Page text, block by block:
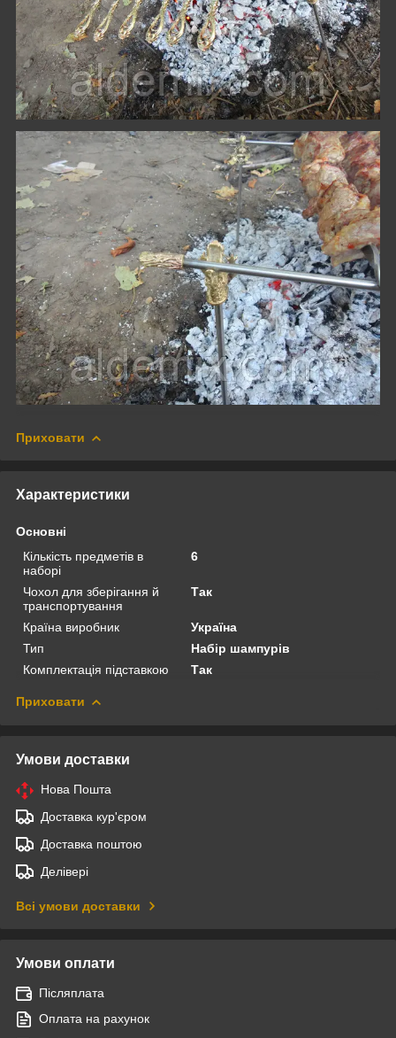
Приховати
Характеристики
Основні
Кількість предметів в
наборі
6
Чохол для зберігання й
транспортування
Так
Країна виробник
Україна
Тип
Набір шампурів
Комплектація підставкою
Так
Приховати
Умови доставки
Нова Пошта
Доставка кур'єром
Доставка поштою
Делівері
Всі умови доставки
Умови оплати
Післяплата
Оплата на рахунок